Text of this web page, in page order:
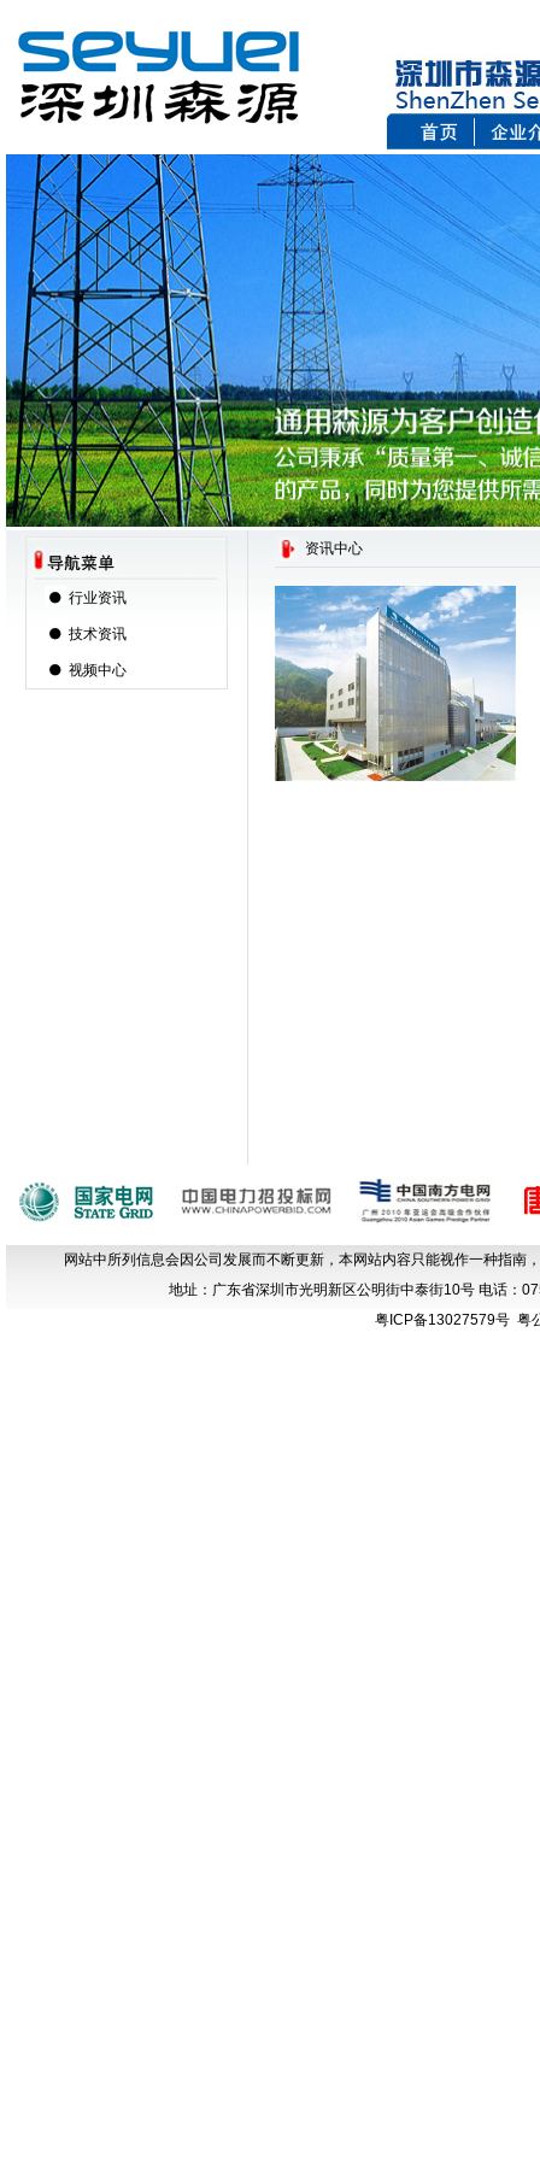
行业资讯
技术资讯
视频中心
资讯中心
网站中所列信息会因公司发展而不断更新，本网站内容只能视作一种指
地址：广东省深圳市光明新区公明街中泰街10号 电话
粤ICP备13027579号 粤